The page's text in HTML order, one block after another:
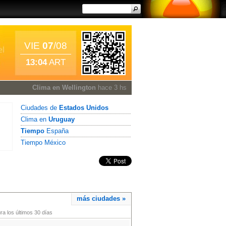
VIE 07/08
13:04ART
Clima en Wellington hace 3 hs
Ciudades de Estados Unidos
Clima en Uruguay
Tiempo España
Tiempo México
más ciudades »
los últimos 30 días